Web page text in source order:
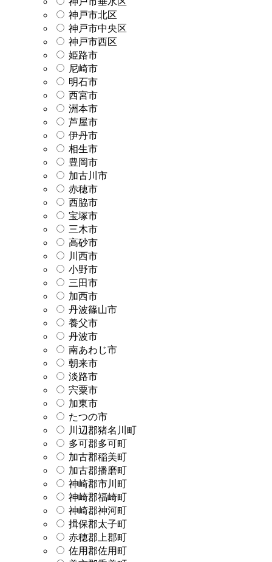
神戸市北区
神戸市中央区
神戸市西区
姫路市
尼崎市
明石市
西宮市
洲本市
芦屋市
伊丹市
相生市
豊岡市
加古川市
赤穂市
西脇市
宝塚市
三木市
高砂市
川西市
小野市
三田市
加西市
丹波篠山市
養父市
丹波市
南あわじ市
朝来市
淡路市
宍粟市
加東市
たつの市
川辺郡猪名川町
多可郡多可町
加古郡稲美町
加古郡播磨町
神崎郡市川町
神崎郡福崎町
神崎郡神河町
揖保郡太子町
赤穂郡上郡町
佐用郡佐用町